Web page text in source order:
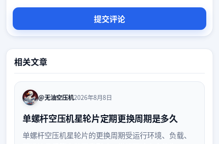
相关文章
@无油空压机2026年8月8日
单螺杆空压机星轮片定期更换周期是多久
单螺杆空压机星轮片的更换周期受运行环境、负载、